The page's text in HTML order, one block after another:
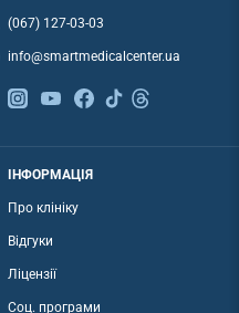
(067) 127-03-03
info@smartmedicalcenter.ua
ІНФОРМАЦІЯ
Про клініку
Відгуки
Ліцензії
Соц. програми